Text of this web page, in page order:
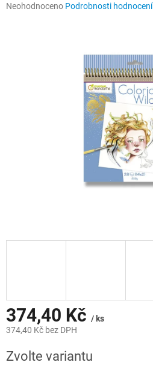
Průměrné
Neohodnoceno Podrobnosti hodnocení
374,40 Kč / ks
374,40 Kč bez DPH
cena:
Zvolte variantu